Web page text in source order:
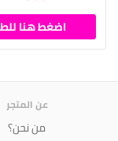
اضغط هنا
عن المتجر
من نحن؟